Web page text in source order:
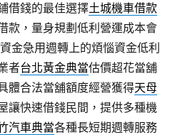
借錢的最佳選擇土城機車借款
款，量身規劃低利營運成本會
金急用週轉上的煩惱資金低利
者台北黃金典當估價超花當舖
體合法當舖額度經營獲得天母
讓快速借錢民間，提供多種機
汽車典當各種長短期週轉服務